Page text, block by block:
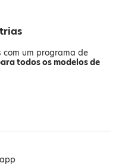
um programa de
todos os modelos de